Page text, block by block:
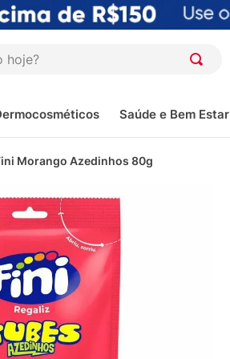
Saúde e Bem Estar
Morango Azedinhos 80g